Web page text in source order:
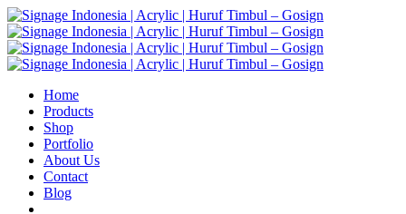
Home
Products
Shop
Portfolio
About Us
Contact
Blog